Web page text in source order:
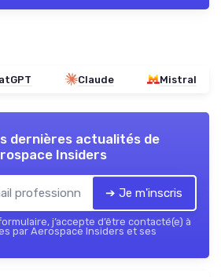
Claude Mistral
dernières actualités de
Insiders
➔ Je m'inscris
j’accepte d’être contacté(e) à
par Aerospace Insiders et ses